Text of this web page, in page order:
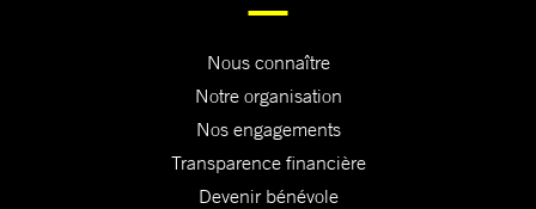
Nous connaître
Notre organisation
Nos engagements
Transparence financière
Devenir bénévole